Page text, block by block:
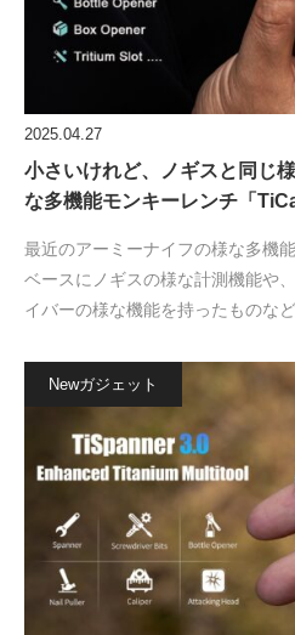
2025.04.27
小さいけれど、ノギスと同じ
な多機能モンキーレンチ「
最近のアーミーナイフの様な多機
ベースにノギスの様な計測機能や
イバーの様な機能を持ったものな
Newガジェット